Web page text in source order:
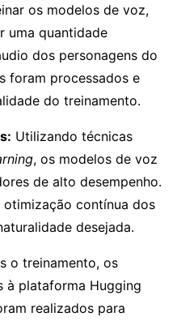
os modelos de voz,
uma quantidade
dos personagens do
foram processados e
do treinamento.
Utilizando técnicas
, os modelos de voz
de alto desempenho.
otimização contínua dos
desejada.
o treinamento, os
à plataforma Hugging
realizados para